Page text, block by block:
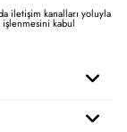
iletişim kanalları yoluyla
işlenmesini kabul